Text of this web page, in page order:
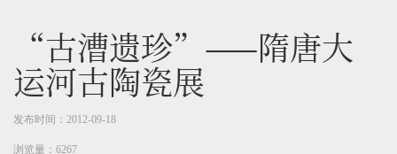
“古漕遗珍”——隋唐大
运河古陶瓷展
发布时间：2012-09-18
浏览量：6267